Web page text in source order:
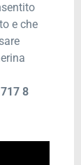
e che
8